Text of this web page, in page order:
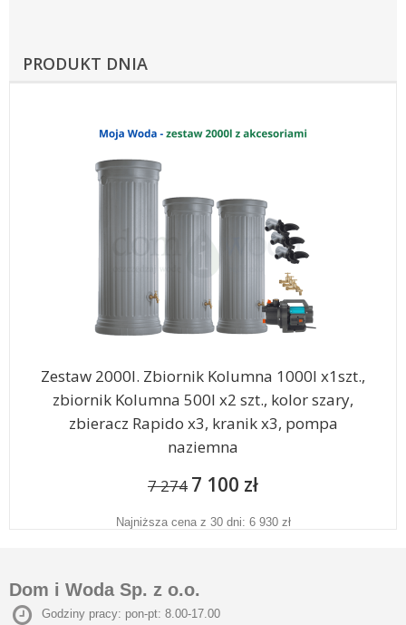
PRODUKT DNIA
Zestaw 2000l. Zbiornik Kolumna 1000l x1szt.,
zbiornik Kolumna 500l x2 szt., kolor szary,
zbieracz Rapido x3, kranik x3, pompa
naziemna
7 274 7 100 zł
Najniższa cena z 30 dni: 6 930 zł
Dom i Woda Sp. z o.o.
Godziny pracy: pon-pt: 8.00-17.00